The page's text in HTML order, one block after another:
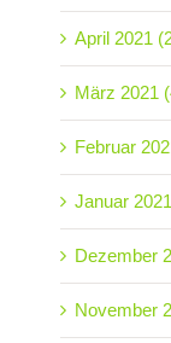
April 2021
März 2021
Februar
Januar
Dezember
November